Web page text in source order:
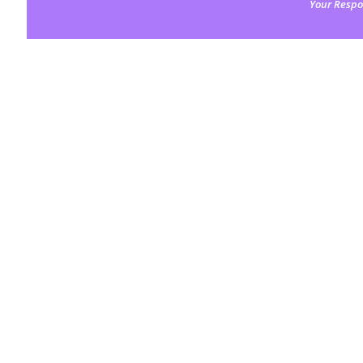
Your